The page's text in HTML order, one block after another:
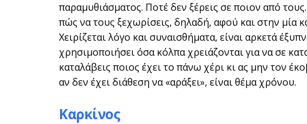
παραμυθιάσματος. Ποτέ δεν ξέρεις σε ποιον από
πώς να τους ξεχωρίσεις, δηλαδή, αφού και στην μία
Χειρίζεται λόγο και συναισθήματα, είναι αρκετά
χρησιμοποιήσει όσα κόλπα χρειάζονται για να σε
καταλάβεις ποιος έχει το πάνω χέρι κι ας μην τον
αν δεν έχει διάθεση να «αράξει», είναι θέμα χρόνου.
Καρκίνος